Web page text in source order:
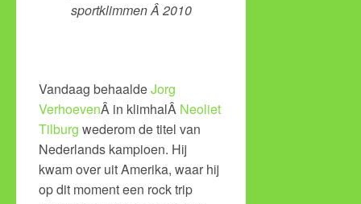
sportklimmen Â 2010
Vandaag behaaldeJorg
VerhoevenÂ in klimhalÂ Neoliet
Tilburg wederom de titel van
Nederlands kampioen. Hij
kwam over uit Amerika, waar hij
op dit moment een rock trip